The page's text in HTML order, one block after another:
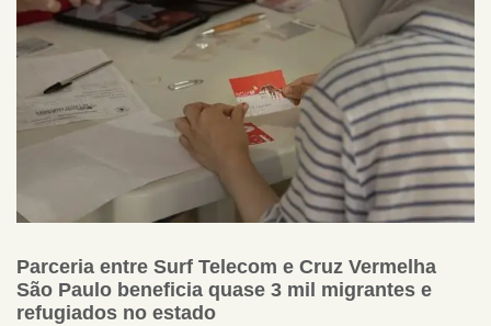
Parceria entre Surf Telecom e Cruz Vermelha
São Paulo beneficia quase 3 mil migrantes e
refugiados no estado